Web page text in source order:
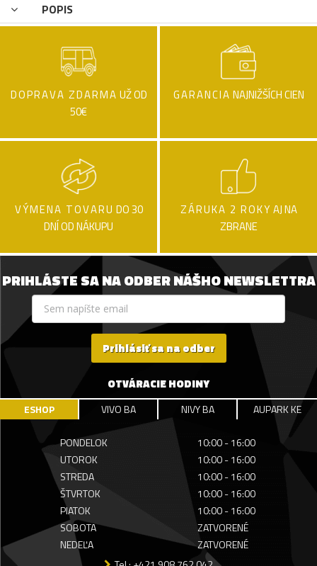
POPIS
DOPRAVA ZDARMA UŽ OD
50€
GARANCIA NAJNIŽŠÍCH CIEN
VÝMENA TOVARU DO 30
DNÍ OD NÁKUPU
ZÁRUKA 2 ROKY AJ NA
ZBRANE
PRIHLÁSTE SA NA ODBER NÁŠHO NEWSLETTRA
Prihlásiť sa na odber
OTVÁRACIE HODINY
ESHOP VIVO BA NIVY BA AUPARK KE
PONDELOK
10:00 - 16:00
UTOROK
10:00 - 16:00
STREDA
10:00 - 16:00
ŠTVRTOK
10:00 - 16:00
PIATOK
10:00 - 16:00
SOBOTA
ZATVORENÉ
NEDEĽA
ZATVORENÉ